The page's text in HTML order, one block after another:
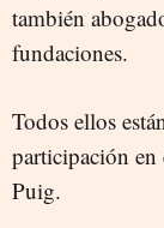
también
fundaciones.
Todos ellos
participación
Puig.